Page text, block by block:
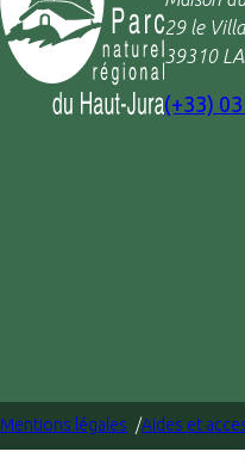
29 le
39310
(+33)
Mentions légales Aides et